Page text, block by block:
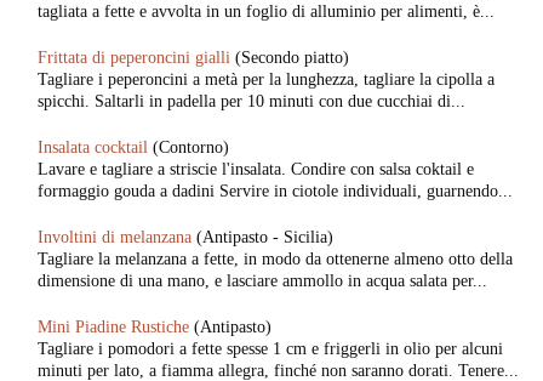
tagliata a fette e avvolta in un foglio di alluminio per alimenti, è...
Frittata di peperoncini gialli (Secondo piatto)
Tagliare i peperoncini a metà per la lunghezza, tagliare la cipolla a
spicchi. Saltarli in padella per 10 minuti con due cucchiai di...
Insalata cocktail (Contorno)
Lavare e tagliare a striscie l'insalata. Condire con salsa coktail e
formaggio gouda a dadini Servire in ciotole individuali, guarnendo...
Involtini di melanzana (Antipasto - Sicilia)
Tagliare la melanzana a fette, in modo da ottenerne almeno otto della
dimensione di una mano, e lasciare ammollo in acqua salata per...
Mini Piadine Rustiche (Antipasto)
Tagliare i pomodori a fette spesse 1 cm e friggerli in olio per alcuni
minuti per lato, a fiamma allegra, finché non saranno dorati. Tenere...